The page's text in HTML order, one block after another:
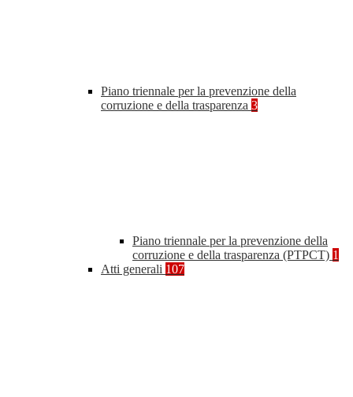
Piano triennale per la prevenzione della
corruzione e della trasparenza 3
Piano triennale per la prevenzione della
corruzione e della trasparenza (PTPCT) 1
Atti generali 107